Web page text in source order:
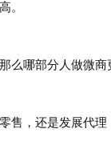
。
哪部分人做微商
，还是发展代理